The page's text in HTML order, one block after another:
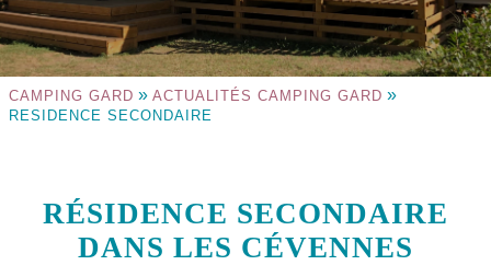
CAMPING GARD » ACTUALITÉS CAMPING GARD »
RESIDENCE SECONDAIRE
RÉSIDENCE SECONDAIRE
DANS LES CÉVENNES